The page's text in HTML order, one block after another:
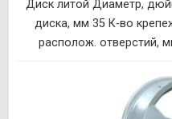
Диск литой Диаметр,
диска, мм 35 К-во
располож. отверстий,